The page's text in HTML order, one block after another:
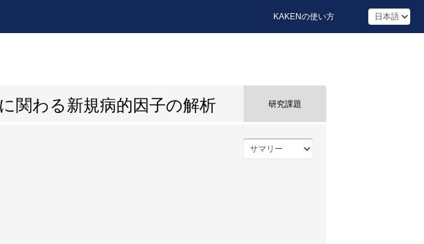
KAKENの使い方
関わる新規病的因子の解析 研究課題